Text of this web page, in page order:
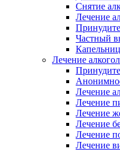
Снятие
Лечение
Частный
Лечение
Лечение
Лечение
Лечение
Лечение
Лечение
Лечение